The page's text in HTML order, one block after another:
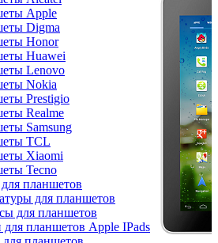
Apple
Digma
Honor
Huawei
Lenovo
Nokia
Prestigio
Realme
Samsung
TCL
Xiaomi
Tecno
планшетов
для планшетов
для планшетов
планшетов Apple IPads